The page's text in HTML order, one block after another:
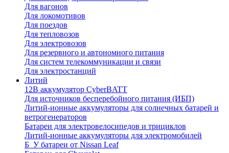
Для вагонов
Для локомотивов
Для поездов
Для тепловозов
Для электровозов
Для резервного и автономного питания
Для систем телекоммуникации и связи
Для электростанций
Литий
12В аккумулятор CyberBATT
Для источников бесперебойного питания (ИБП)
Литий-ионные аккумуляторы для солнечных батарей и
ветрогенераторов
Батареи для электровелосипедов и трициклов
Литий-ионные аккумуляторы для электромобилей
Б_У батареи от Nissan Leaf